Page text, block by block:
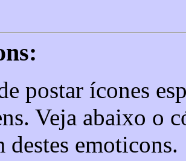
postar ícones
Veja abaixo o
destes emoticons.